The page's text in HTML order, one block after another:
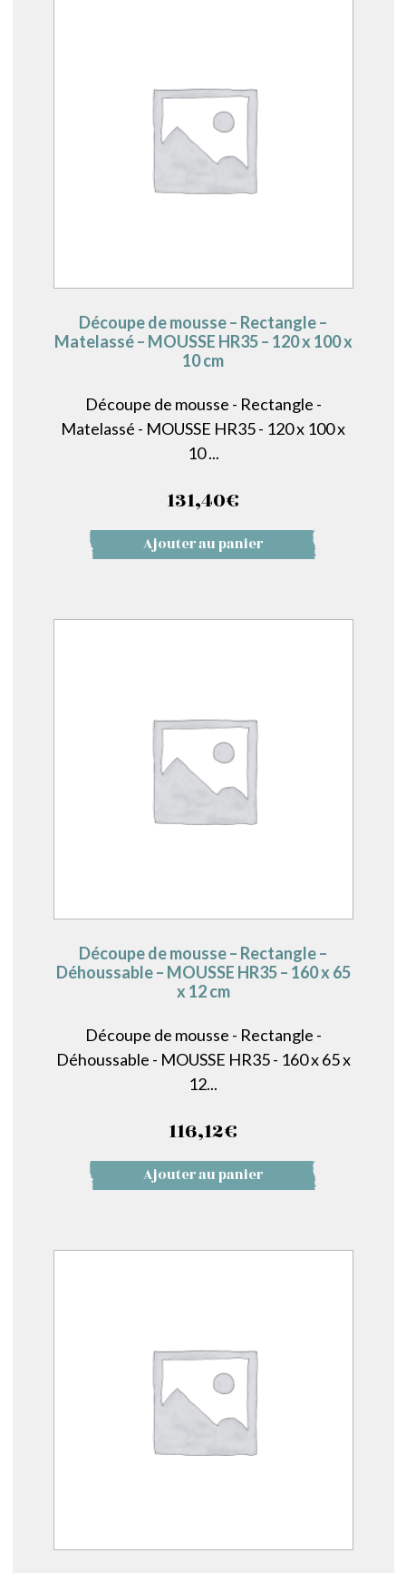
Découpe de mousse – Rectangle –
Matelassé – MOUSSE HR35 – 120 x 100 x
10 cm
Découpe de mousse - Rectangle -
Matelassé - MOUSSE HR35 - 120 x 100 x
10 ...
131,40€
Ajouter au panier
Découpe de mousse – Rectangle –
Déhoussable – MOUSSE HR35 – 160 x 65
x 12 cm
Découpe de mousse - Rectangle -
Déhoussable - MOUSSE HR35 - 160 x 65 x
12...
116,12€
Ajouter au panier